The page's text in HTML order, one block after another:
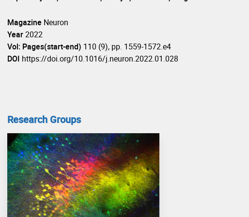
Magazine Neuron
Year2022
Vol: Pages(start-end) 110 (9), pp. 1559-1572.e4
DOI https://doi.org/10.1016/j.neuron.2022.01.028
Research Groups